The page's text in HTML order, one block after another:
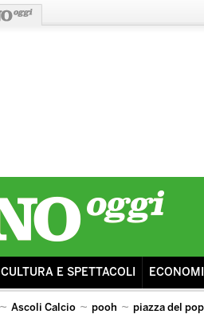
CULTURA E SPETTACOLI
Ascoli Calcio pooh piazza del